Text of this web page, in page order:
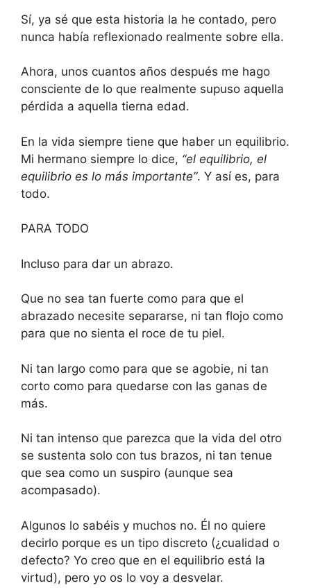
Sí, ya sé que esta historia la he contado, pero
nunca había reflexionado realmente sobre ella.
Ahora, unos cuantos años después me hago
consciente de lo que realmente supuso aquella
pérdida a aquella tierna edad.
En la vida siempre tiene que haber un equilibrio.
Mi hermano siempre lo dice, “el equilibrio, el
equilibrio es lo más importante”. Y así es, para
todo.
PARA TODO
Incluso para dar un abrazo.
Que no sea tan fuerte como para que el
abrazado necesite separarse, ni tan flojo como
para que no sienta el roce de tu piel.
Ni tan largo como para que se agobie, ni tan
corto como para quedarse con las ganas de
más.
Ni tan intenso que parezca que la vida del otro
se sustenta solo con tus brazos, ni tan tenue
que sea como un suspiro (aunque sea
acompasado).
Algunos lo sabéis y muchos no. Él no quiere
decirlo porque es un tipo discreto (¿cualidad o
defecto? Yo creo que en el equilibrio está la
virtud), pero yo os lo voy a desvelar.